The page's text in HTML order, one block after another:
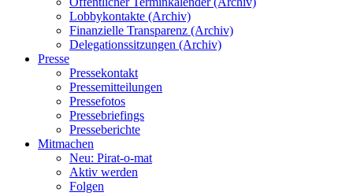
Lobbykontakte (Archiv)
Finanzielle Transparenz (Archiv)
Delegationssitzungen (Archiv)
Presse
Pressekontakt
Pressemitteilungen
Pressefotos
Pressebriefings
Presseberichte
Mitmachen
Neu: Pirat-o-mat
Aktiv werden
Folgen